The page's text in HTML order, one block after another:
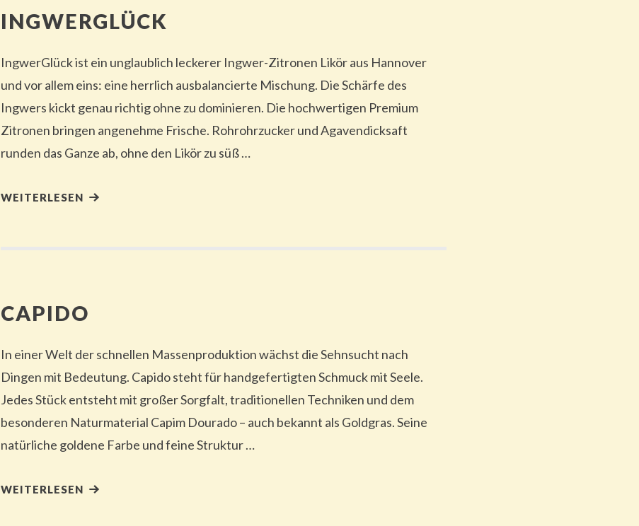
INGWERGLÜCK
IngwerGlück ist ein unglaublich leckerer Ingwer-Zitronen Likör aus Hannover
und vor allem eins: eine herrlich ausbalancierte Mischung. Die Schärfe des
Ingwers kickt genau richtig ohne zu dominieren. Die hochwertigen Premium
Zitronen bringen angenehme Frische. Rohrohrzucker und Agavendicksaft
runden das Ganze ab, ohne den Likör zu süß …
WEITERLESEN
CAPIDO
In einer Welt der schnellen Massenproduktion wächst die Sehnsucht nach
Dingen mit Bedeutung. Capido steht für handgefertigten Schmuck mit Seele.
Jedes Stück entsteht mit großer Sorgfalt, traditionellen Techniken und dem
besonderen Naturmaterial Capim Dourado – auch bekannt als Goldgras. Seine
natürliche goldene Farbe und feine Struktur …
WEITERLESEN